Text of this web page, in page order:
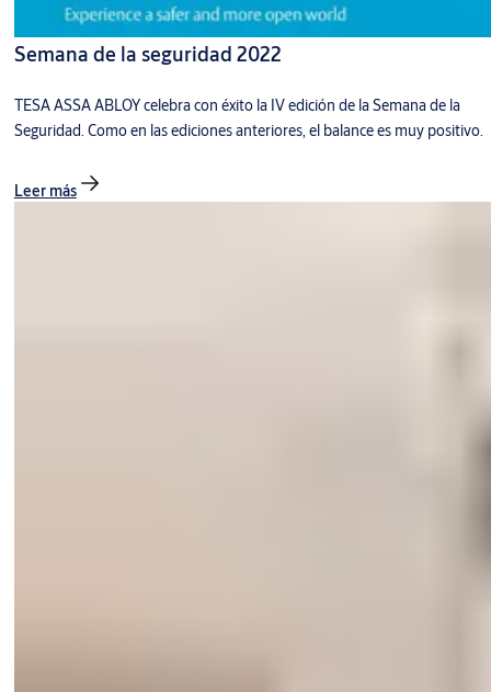
Semana de la seguridad 2022
TESA ASSA ABLOY celebra con éxito la IV edición de la Semana de la
Seguridad. Como en las ediciones anteriores, el balance es muy positivo.
Leer más